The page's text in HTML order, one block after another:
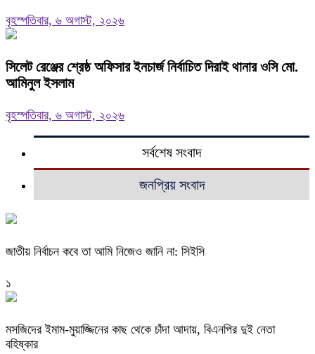
বৃহস্পতিবার, ৬ অগাস্ট, ২০২৬
‎সিলেট রেঞ্জের শ্রেষ্ঠ অফিসার ইনচার্জ নির্বাচিত দিরাই থানার ওসি মো.
আমিনুল ইসলাম
বৃহস্পতিবার, ৬ অগাস্ট, ২০২৬
সর্বশেষ সংবাদ
জনপ্রিয় সংবাদ
জাতীয় নির্বাচন কবে তা আমি নিজেও জানি না: সিইসি
১
মসজিদের ইমাম-মুয়াজ্জিনের কাছ থেকে চাঁদা আদায়, বিএনপির দুই নেতা
বহিষ্কার